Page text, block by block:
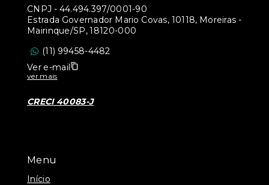
Menu
Início
CNPJ - 44.494.397/0001-90
Estrada Governador Mario Covas, 10118, Moreiras -
Mairinque/SP, 18120-000
(11) 99458-4482
Ver e-mail
ver mais
CRECI 40083-J